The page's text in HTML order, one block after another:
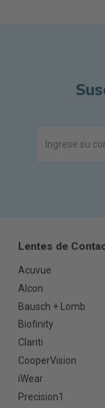
Lentes de
Acuvue
Alcon
Bausch + Lomb
Biofinity
Clariti
CooperVision
iWear
Precision1